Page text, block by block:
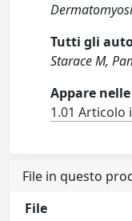
Tutti gli
Starace M,
Appare
1.01 Articolo
File in questo
File